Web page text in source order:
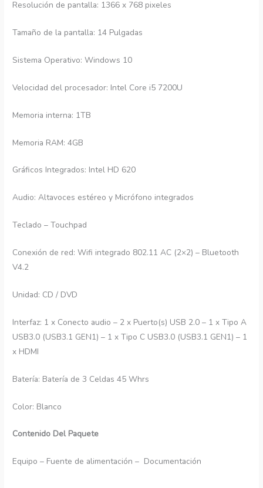
Resolución de pantalla: 1366 x 768 pixeles
Tamaño de la pantalla: 14 Pulgadas
Sistema Operativo: Windows 10
Velocidad del procesador: Intel Core i5 7200U
Memoria interna: 1TB
Memoria RAM: 4GB
Gráficos Integrados: Intel HD 620
Audio: Altavoces estéreo y Micrófono integrados
Teclado – Touchpad
Conexión de red: Wifi integrado 802.11 AC (2×2) – Bluetooth
V4.2
Unidad: CD / DVD
Interfaz: 1 x Conecto audio – 2 x Puerto(s) USB 2.0 – 1 x Tipo A
USB3.0 (USB3.1 GEN1) – 1 x Tipo C USB3.0 (USB3.1 GEN1) – 1
x HDMI
Batería: Batería de 3 Celdas 45 Whrs
Color: Blanco
Contenido Del Paquete
Equipo – Fuente de alimentación – Documentación